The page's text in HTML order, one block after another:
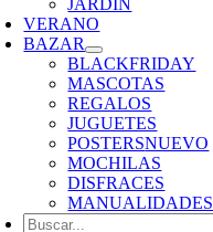
JARDÍN
VERANO
BAZAR
BLACKFRIDAY
MASCOTAS
REGALOS
JUGUETES
POSTERSNUEVO
MOCHILAS
DISFRACES
MANUALIDADES
Buscar: